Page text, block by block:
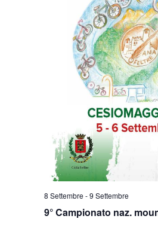
9° Campionato naz.
8 Settembre -9 Settembre